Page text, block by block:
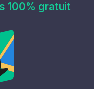
100% gratuit